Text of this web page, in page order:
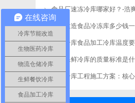
食品保鲜冷库的质量标准是
在线咨询
冷库节能改造
生物医药冷库
物流仓储冷库
生鲜餐饮冷库
食品加工冷库